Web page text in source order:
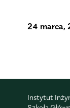
24 marca,
Instytut